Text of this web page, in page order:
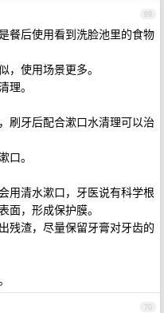
69
餐后使用看到洗脸池里的食物
，使用场景更多。
理。
刷牙后配合漱口水清理可以治
口。
用清水漱口，牙医说有科学根
面，形成保护膜。
残渣，尽量保留牙膏对牙齿的
70